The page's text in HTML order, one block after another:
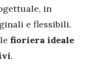
in
e flessibili.
fioriera ideale
.